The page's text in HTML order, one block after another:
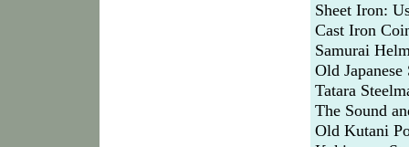
Sheet Iron:
Cast Iron
Samurai
Old Japanese
Tatara
The Sound
Old Kutani